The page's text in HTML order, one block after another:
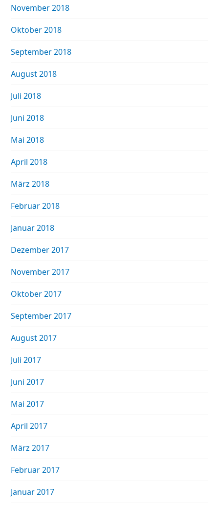
November 2018
Oktober 2018
September 2018
August 2018
Juli 2018
Juni 2018
Mai 2018
April 2018
März 2018
Februar 2018
Januar 2018
Dezember 2017
November 2017
Oktober 2017
September 2017
August 2017
Juli 2017
Juni 2017
Mai 2017
April 2017
März 2017
Februar 2017
Januar 2017